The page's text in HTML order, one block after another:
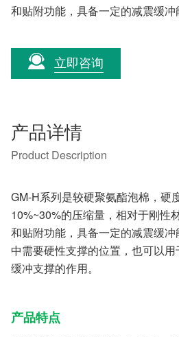
和贴附功能，具备一定的减震缓冲
立即咨询
产品详情
Product Description
GM-H系列是较硬聚氨酯泡棉，硬
10%~30%的压缩量，相对于刚性
和贴附功能，具备一定的减震缓
中需要硬性支撑的位置，也可以
缓冲支撑的作用。
产品特点